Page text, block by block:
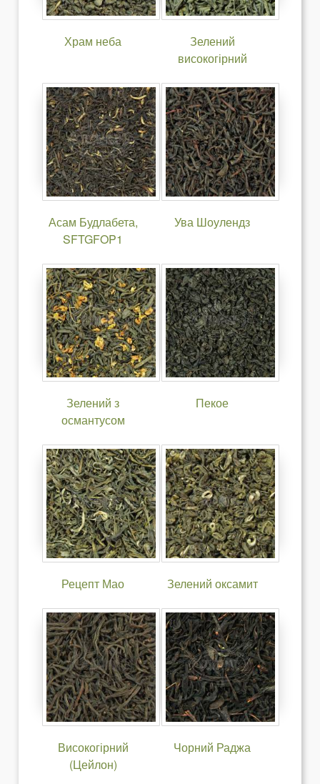
Храм неба
Зелений
високогірний
Асам Будлабета,
SFTGFOP1
Ува Шоулендз
Зелений з
османтусом
Пекое
Рецепт Мао Зелений оксамит
Високогірний
(Цейлон)
Чорний Раджа